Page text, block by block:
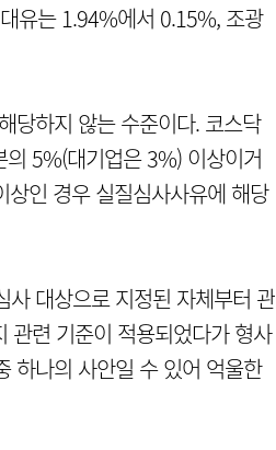
유는 1.94%에서 0.15%, 조광
당하지 않는 수준이다. 코스닥
5%(대기업은 3%) 이상이거
인 경우 실질심사사유에 해당
사 대상으로 지정된 자체부터 관
관련 기준이 적용되었다가 형사
하나의 사안일 수 있어 억울한